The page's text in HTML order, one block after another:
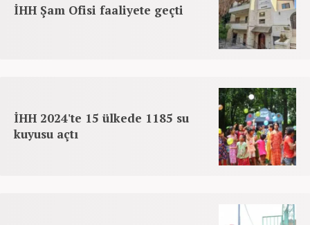
İHH Şam Ofisi faaliyete geçti
İHH 2024'te 15 ülkede 1185 su
kuyusu açtı